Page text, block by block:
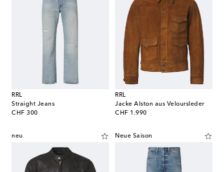
RRL
Straight Jeans
CHF 300
original price
RRL
Jacke Alston aus Veloursleder
CHF 1.990
original price
neu Neue Saison